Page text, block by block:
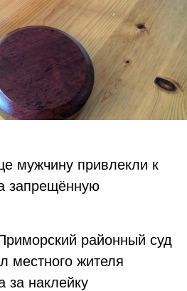
мужчину привлекли к
запрещённую
районный суд
местного жителя
за наклейку